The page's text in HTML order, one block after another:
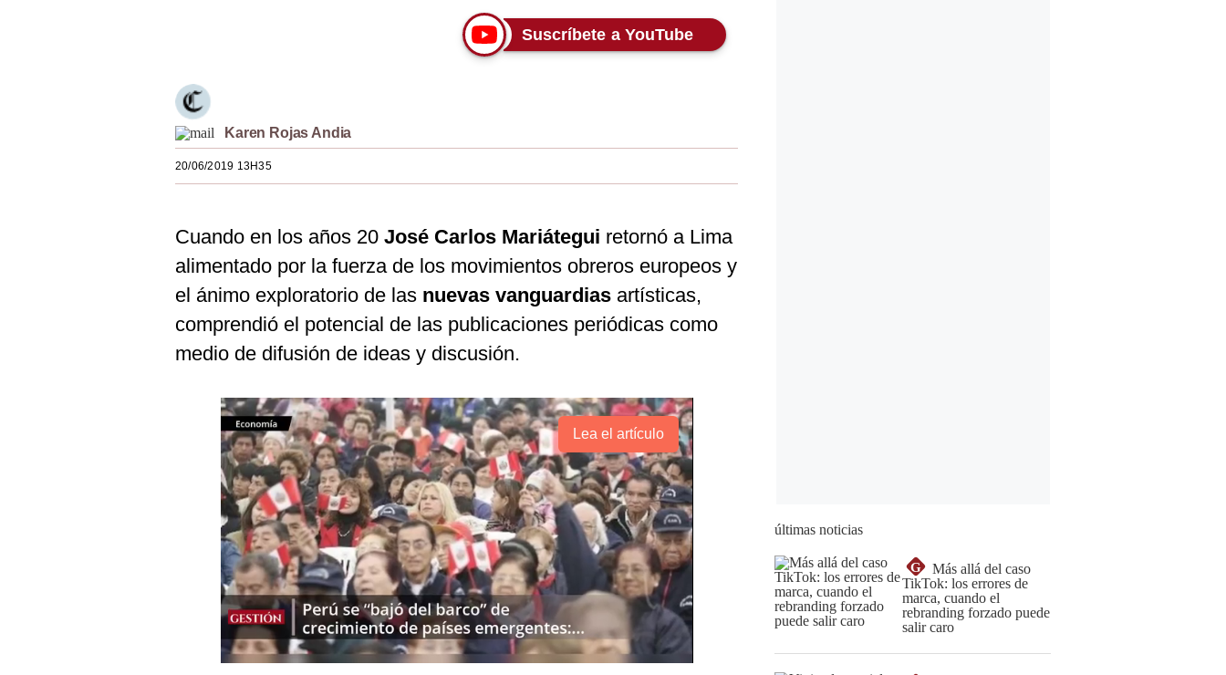
Suscríbete a YouTube
Karen Rojas Andia
20/06/2019 13H35
Cuando en los años 20 José Carlos Mariátegui retornó a Lima
alimentado por la fuerza de los movimientos obreros europeos y
el ánimo exploratorio de las nuevas vanguardias artísticas,
comprendió el potencial de las publicaciones periódicas como
medio de difusión de ideas y discusión.
Lea el artículo
últimas noticias
G
Más allá del caso
TikTok: los errores de
marca, cuando el
rebranding forzado puede
salir caro